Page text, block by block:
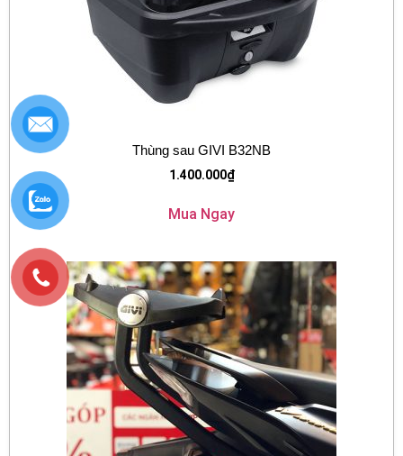
Thùng sau GIVI B32NB
1.400.000₫
Mua Ngay